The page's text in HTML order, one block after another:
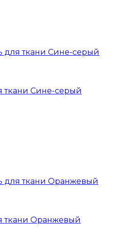
ткани Сине-серый
ткани Оранжевый